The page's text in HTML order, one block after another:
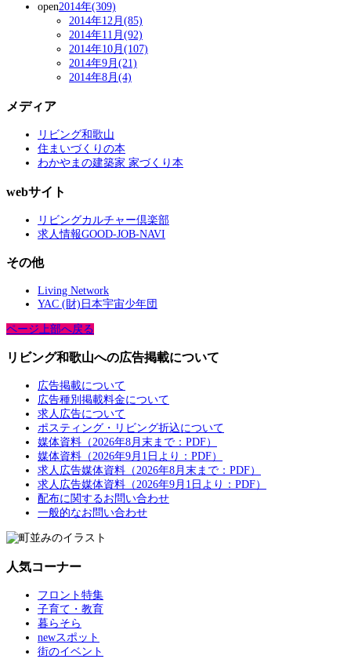
open2014年(309)
2014年12月(85)
2014年11月(92)
2014年10月(107)
2014年9月(21)
2014年8月(4)
メディア
リビング和歌山
住まいづくりの本
わかやまの建築家 家づくり本
webサイト
リビングカルチャー倶楽部
求人情報GOOD-JOB-NAVI
その他
Living Network
YAC (財)日本宇宙少年団
ページ上部へ戻る
リビング和歌山への広告掲載について
広告掲載について
広告種別掲載料金について
求人広告について
ポスティング・リビング折込について
媒体資料（2026年8月末まで：PDF）
媒体資料（2026年9月1日より：PDF）
求人広告媒体資料（2026年8月末まで：PDF）
求人広告媒体資料（2026年9月1日より：PDF）
配布に関するお問い合わせ
一般的なお問い合わせ
人気コーナー
フロント特集
子育て・教育
暮らそら
newスポット
街のイベント